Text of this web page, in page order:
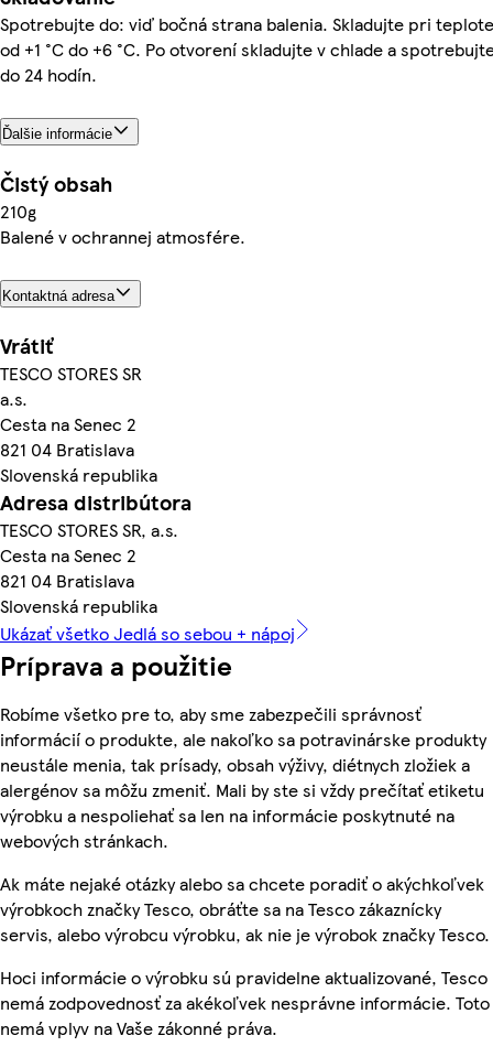
Spotrebujte do: viď bočná strana balenia. Skladujte pri teplote
od +1 °C do +6 °C. Po otvorení skladujte v chlade a
do 24 hodín.
Ďalšie informácie
Čistý obsah
210g
Balené v ochrannej atmosfére.
Kontaktná adresa
Vrátiť
TESCO STORES SR
a.s.
Cesta na Senec 2
821 04 Bratislava
Slovenská republika
Adresa distribútora
TESCO STORES SR, a.s.
Cesta na Senec 2
821 04 Bratislava
Slovenská republika
Ukázať všetko Jedlá so sebou + nápoj
Príprava a použitie
Robíme všetko pre to, aby sme zabezpečili správnosť
informácií o produkte, ale nakoľko sa potravinárske produkty
neustále menia, tak prísady, obsah výživy, diétnych zložiek a
alergénov sa môžu zmeniť. Mali by ste si vždy prečítať etiketu
výrobku a nespoliehať sa len na informácie poskytnuté na
webových stránkach.
Ak máte nejaké otázky alebo sa chcete poradiť o akýchkoľvek
výrobkoch značky Tesco, obráťte sa na Tesco zákaznícky
servis, alebo výrobcu výrobku, ak nie je výrobok značky Tesco.
Hoci informácie o výrobku sú pravidelne aktualizované, Tesco
nemá zodpovednosť za akékoľvek nesprávne informácie. Toto
nemá vplyv na Vaše zákonné práva.